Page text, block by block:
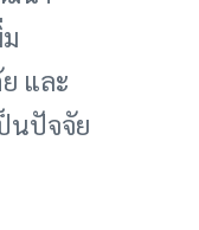
และ
นปัจจัย